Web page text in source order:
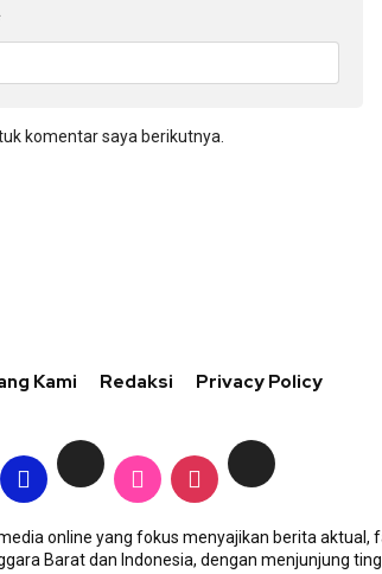
komentar saya berikutnya.
Kami Redaksi Privacy Policy
online yang fokus menyajikan berita aktual,
Barat dan Indonesia, dengan menjunjung